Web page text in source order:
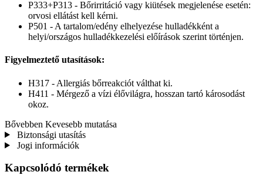
P333+P313 - Bőrirritáció vagy kiütések megjelenése esetén:
orvosi ellátást kell kérni.
P501 - A tartalom/edény elhelyezése hulladékként a
helyi/országos hulladékkezelési előírások szerint történjen.
Figyelmeztető utasítások:
H317 - Allergiás bőrreakciót válthat ki.
H411 - Mérgező a vízi élővilágra, hosszan tartó károsodást
okoz.
Bővebben Kevesebb mutatása
Biztonsági utasítás
Jogi információk
Kapcsolódó termékek